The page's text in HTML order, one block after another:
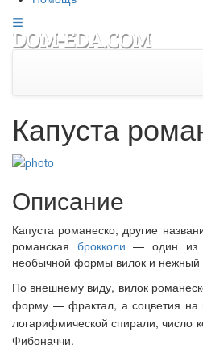
Капуста
Описание
Капуста романеско, другие
романская брокколи — один из
необычной формы вилок и нежный
По внешнему виду, вилок
форму — фрактал, а соцветия на
логарифмической спирали, число
Фибоначчи.